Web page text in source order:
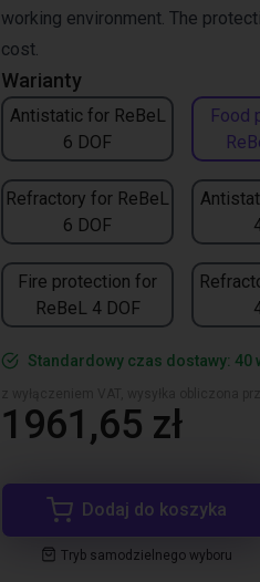
Warianty
Antistatic for ReBeL
6 DOF
Food
Refractory for ReBeL
6 DOF
Fire protection for
ReBeL 4 DOF
working environment. The
cost.
Standardowy czas dostawy: 40
1961,65 zł
Dodaj do koszyka
Tryb samodzielnego wyboru